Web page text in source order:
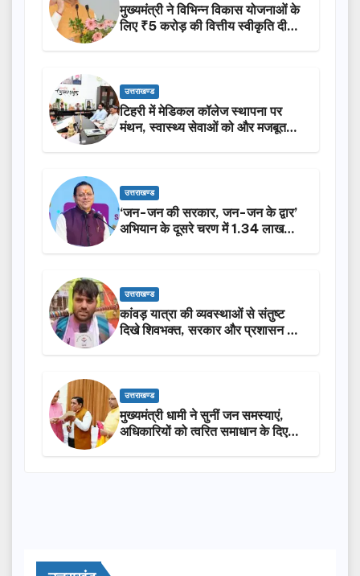
मुख्यमंत्री ने विभिन्न विकास योजनाओं के
लिए ₹5 करोड़ की वित्तीय स्वीकृति दी…
उत्तराखण्ड
टिहरी में मेडिकल कॉलेज स्थापना पर
मंथन, स्वास्थ्य सेवाओं को और मजबूत
उत्तराखण्ड
‘जन-जन की सरकार, जन-जन के द्वार’
अभियान के दूसरे चरण में 1.34 लाख
उत्तराखण्ड
कांवड़ यात्रा की व्यवस्थाओं से संतुष्ट
दिखे शिवभक्त, सरकार और प्रशासन की
उत्तराखण्ड
मुख्यमंत्री धामी ने सुनीं जन समस्याएं,
अधिकारियों को त्वरित समाधान के दिए